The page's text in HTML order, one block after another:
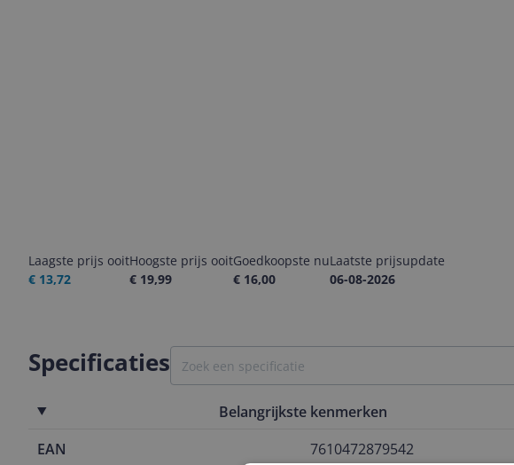
Laagste prijs ooit
€ 13,72
Hoogste prijs ooit
€ 19,99
Goedkoopste nu
€ 16,00
Laatste prijsupdate
06-08-2026
Specificaties
Belangrijkste kenmerken
EAN
7610472879542